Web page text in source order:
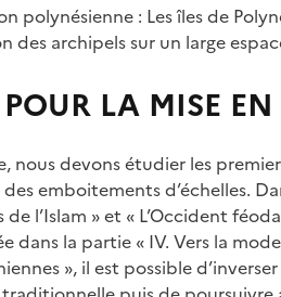
polynésienne : Les îles de
des archipels sur un large
LA MISE
nous devons étudier les
emboitements d’échelles.
de l’Islam » et « L’Occident
dans la partie « IV. Vers la
», il est possible